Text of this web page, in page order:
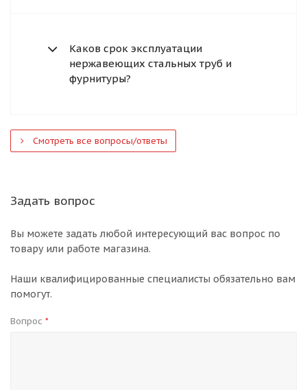
Каков срок эксплуатации
нержавеющих стальных труб и
фурнитуры?
Смотреть все вопросы/ответы
Задать вопрос
Вы можете задать любой интересующий вас вопрос по
товару или работе магазина.
Наши квалифицированные специалисты обязательно вам
помогут.
Вопрос *